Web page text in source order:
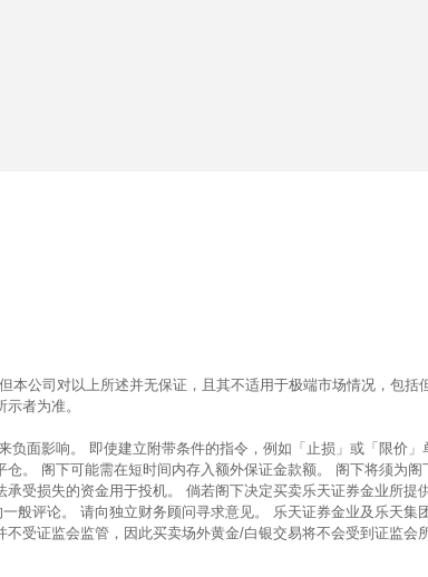
公司对以上所述并无保证，且其不适用于极端市场情况，包括
者为准。
面影响。 即使建立附带条件的指令，例如「止损」或「限价」
。 阁下可能需在短时间内存入额外保证金款额。 阁下将须为阁
受损失的资金用于投机。 倘若阁下决定买卖乐天证券金业所提
评论。 请向独立财务顾问寻求意见。 乐天证券金业及乐天集
受证监会监管，因此买卖场外黄金/白银交易将不会受到证监会